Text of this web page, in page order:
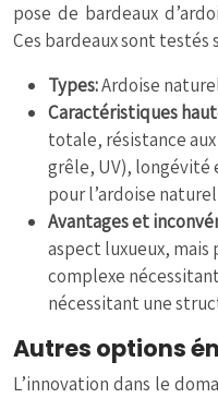
pose de bardeaux
Ces bardeaux sont testés
Types:Ardoise
Caractéristiques
totale, résistance
grêle, UV), longévité
pour l’ardoise
Avantages et
aspect luxueux,
complexe
nécessitant une
Autres options
L’innovation dans le